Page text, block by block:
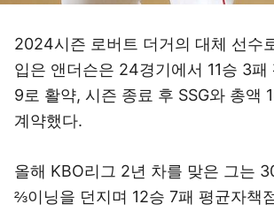
2024시즌 로버트 더거의 대체 선수
입은 앤더슨은 24경기에서 11승 3
9로 활약, 시즌 종료 후 SSG와 총액
계약했다.
올해 KBO리그 2년 차를 맞은 그는
⅔이닝을 던지며 12승 7패 평균자책